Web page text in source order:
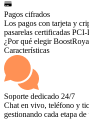
Pagos cifrados
Los pagos con tarjeta y
pasarelas certificadas
¿Por qué elegir
Características
Soporte dedicado 24/7
Chat en vivo, teléfono y
gestionando cada etapa